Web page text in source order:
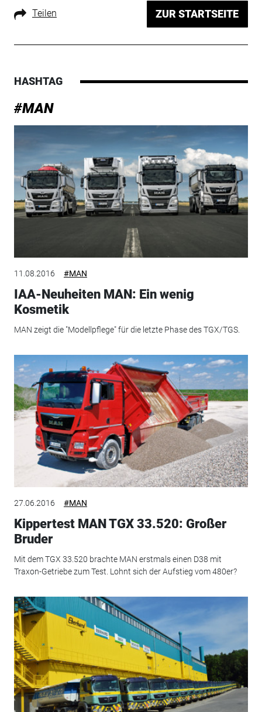
Teilen ZUR STARTSEITE
HASHTAG
#MAN
11.08.2016 #MAN
IAA-Neuheiten MAN: Ein wenig
Kosmetik
MAN zeigt die "Modellpflege" für die letzte Phase des TGX/TGS.
27.06.2016 #MAN
Kippertest MAN TGX 33.520: Großer
Bruder
Mit dem TGX 33.520 brachte MAN erstmals einen D38 mit
Traxon-Getriebe zum Test. Lohnt sich der Aufstieg vom 480er?